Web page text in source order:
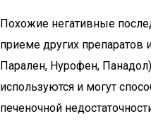
Похожие негативные
приеме других препаратов
Парален, Нурофен,
используются и могут
печеночной